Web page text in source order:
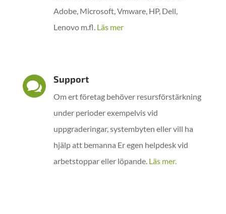
Adobe, Microsoft, Vmware, HP, Dell,
Lenovo m.fl. Läs mer
 Support
Om ert företag behöver resursförstärkning
under perioder exempelvis vid
uppgraderingar, systembyten eller vill ha
hjälp att bemanna Er egen helpdesk vid
arbetstoppar eller löpande. Läs mer.